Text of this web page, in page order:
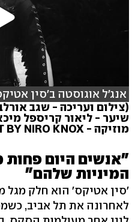
אנג'ל אוגוסטה ב'סין
(צילום ועריכה - שגב
שיער - ליאור קריספל
מוזיקה - KILLIT BY NIRO KNOX )
"אנשים היום
המיניות שלהם"
'סין אטיקס' הוא חלק מגל
לאחרונה את תל אביב,